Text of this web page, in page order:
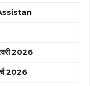
2026
2026